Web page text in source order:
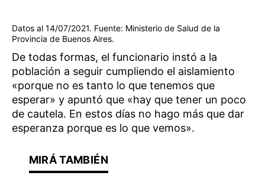
Datos al 14/07/2021. Fuente: Ministerio de Salud de la
Provincia de Buenos Aires.
De todas formas, el funcionario instó a la
población a seguir cumpliendo el aislamiento
«porque no es tanto lo que tenemos que
esperar» y apuntó que «hay que tener un poco
de cautela. En estos días no hago más que dar
esperanza porque es lo que vemos».